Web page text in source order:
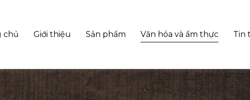
chủ Giới thiệu Sản phẩm Văn hóa và ẩm thực Tin